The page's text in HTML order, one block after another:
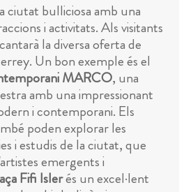
ciutat bulliciosa amb una
i activitats. Als visitants
la diversa oferta de
Un bon exemple és el
MARCO, una
amb una impressionant
i contemporani. Els
poden explorar les
i estudis de la ciutat, que
emergents i
Fifi Islerés un excel·lent